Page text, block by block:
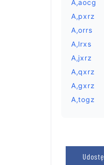
A,aocg
A,pxrz
A,orrs
A,lrxs
A,jxrz
A,qxrz
A,gxrz
A,togz